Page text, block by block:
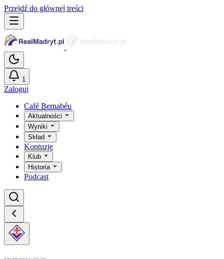
Przejdź do głównej treści
1
Zaloguj
Café Bernabéu
Aktualności
Wyniki
Skład
Kontuzje
Klub
Historia
Podcast